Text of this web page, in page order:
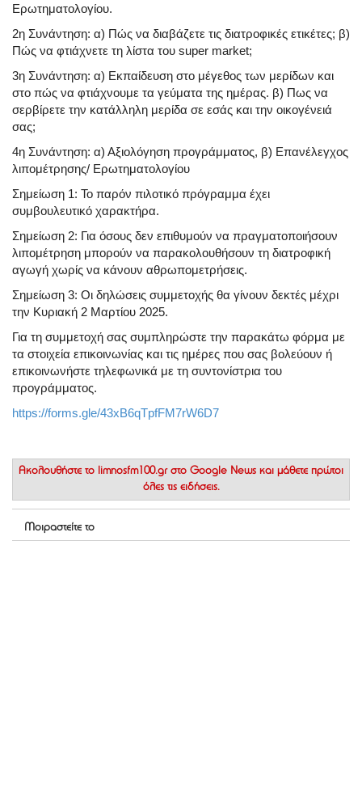
Ερωτηματολογίου.
2η Συνάντηση: α) Πώς να διαβάζετε τις διατροφικές ετικέτες; β)
Πώς να φτιάχνετε τη λίστα του super market;
3η Συνάντηση: α) Εκπαίδευση στο μέγεθος των μερίδων και
στο πώς να φτιάχνουμε τα γεύματα της ημέρας. β) Πως να
σερβίρετε την κατάλληλη μερίδα σε εσάς και την οικογένειά
σας;
4η Συνάντηση: α) Αξιολόγηση προγράμματος, β) Επανέλεγχος
λιπομέτρησης/ Ερωτηματολογίου
Σημείωση 1: Το παρόν πιλοτικό πρόγραμμα έχει
συμβουλευτικό χαρακτήρα.
Σημείωση 2: Για όσους δεν επιθυμούν να πραγματοποιήσουν
λιπομέτρηση μπορούν να παρακολουθήσουν τη διατροφική
αγωγή χωρίς να κάνουν αθρωπομετρήσεις.
Σημείωση 3: Οι δηλώσεις συμμετοχής θα γίνουν δεκτές μέχρι
την Κυριακή 2 Μαρτίου 2025.
Για τη συμμετοχή σας συμπληρώστε την παρακάτω φόρμα με
τα στοιχεία επικοινωνίας και τις ημέρες που σας βολεύουν ή
επικοινωνήστε τηλεφωνικά με τη συντονίστρια του
προγράμματος.
https://forms.gle/43xB6qTpfFM7rW6D7
Ακολουθήστε το limnosfm100.gr στο Google News και μάθετε πρώτοι
όλες τις ειδήσεις.
Μοιραστείτε το